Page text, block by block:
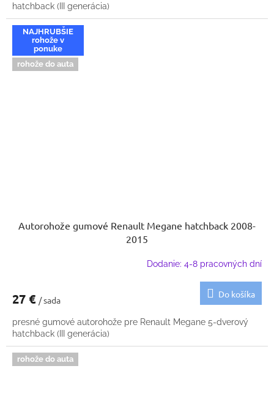
hatchback (III generácia)
NAJHRUBŠIE
rohože v
ponuke
rohože do auta
Autorohože gumové Renault Megane hatchback 2008-
2015
Dodanie: 4-8 pracovných dní
27 € / sada
Do košíka
presné gumové autorohože pre Renault Megane 5-dverový
hatchback (III generácia)
rohože do auta